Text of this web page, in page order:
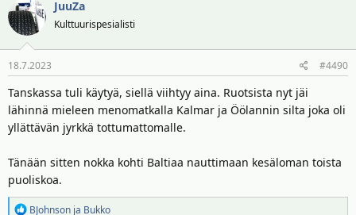
k
t
i
o
t
JuuZa
Kulttuurispesialisti
18.7.2023 #4490
Tanskassa tuli käytyä, siellä viihtyy aina. Ruotsista nyt jäi
lähinnä mieleen menomatkalla Kalmar ja Öölannin silta joka oli
yllättävän jyrkkä tottumattomalle.
Tänään sitten nokka kohti Baltiaa nauttimaan kesäloman toista
puoliskoa.
R
BJohnson ja Bukko